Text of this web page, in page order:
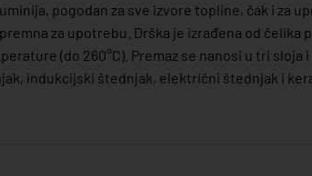
pogodan za sve izvore topline, čak i za
za upotrebu. Drška je izrađena od čelika
(do 260°C). Premaz se nanosi u tri
indukcijski štednjak, električni štednjak i